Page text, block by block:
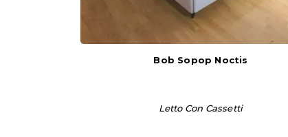
Bob Sopop Noctis
Letto Con Cassetti